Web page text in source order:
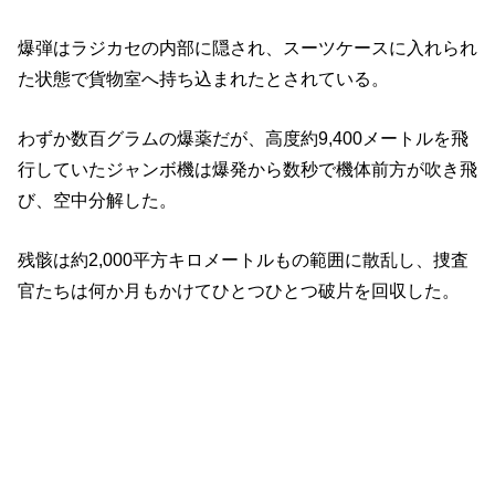
爆弾はラジカセの内部に隠され、スーツケースに入れられ
た状態で貨物室へ持ち込まれたとされている。
わずか数百グラムの爆薬だが、高度約9,400メートルを飛
行していたジャンボ機は爆発から数秒で機体前方が吹き飛
び、空中分解した。
残骸は約2,000平方キロメートルもの範囲に散乱し、捜査
官たちは何か月もかけてひとつひとつ破片を回収した。